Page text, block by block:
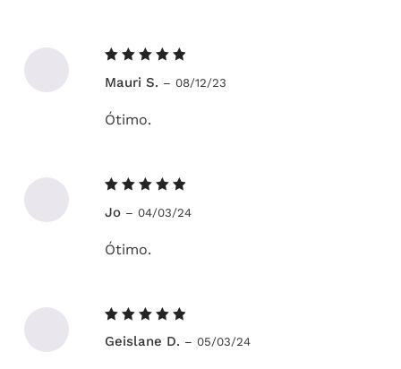
5de 5
Mauri S. – 08/12/23
Ótimo.
5de 5
Jo – 04/03/24
Ótimo.
5de 5
Geislane D. – 05/03/24